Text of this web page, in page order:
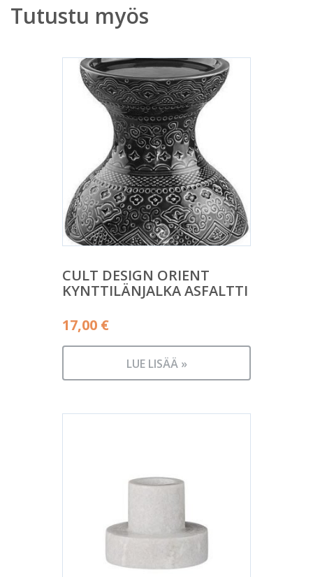
Tutustu myös
CULT DESIGN ORIENT
KYNTTILÄNJALKA ASFALTTI
17,00 €
LUE LISÄÄ »